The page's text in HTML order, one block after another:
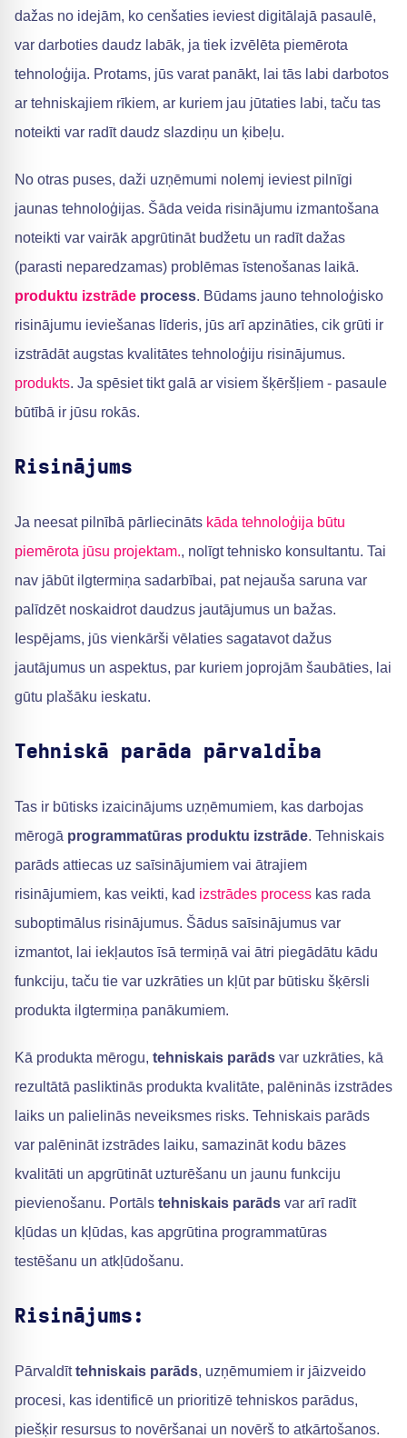
dažas no idejām, ko cenšaties ieviest digitālajā pasaulē,
var darboties daudz labāk, ja tiek izvēlēta piemērota
tehnoloģija. Protams, jūs varat panākt, lai tās labi darbotos
ar tehniskajiem rīkiem, ar kuriem jau jūtaties labi, taču tas
noteikti var radīt daudz slazdiņu un ķibeļu.
No otras puses, daži uzņēmumi nolemj ieviest pilnīgi
jaunas tehnoloģijas. Šāda veida risinājumu izmantošana
noteikti var vairāk apgrūtināt budžetu un radīt dažas
(parasti neparedzamas) problēmas īstenošanas laikā.
produktu izstrāde process. Būdams jauno tehnoloģisko
risinājumu ieviešanas līderis, jūs arī apzināties, cik grūti ir
izstrādāt augstas kvalitātes tehnoloģiju risinājumus.
produkts. Ja spēsiet tikt galā ar visiem šķēršļiem - pasaule
būtībā ir jūsu rokās.
Risinājums
Ja neesat pilnībā pārliecināts kāda tehnoloģija būtu
piemērota jūsu projektam., nolīgt tehnisko konsultantu. Tai
nav jābūt ilgtermiņa sadarbībai, pat nejauša saruna var
palīdzēt noskaidrot daudzus jautājumus un bažas.
Iespējams, jūs vienkārši vēlaties sagatavot dažus
jautājumus un aspektus, par kuriem joprojām šaubāties, lai
gūtu plašāku ieskatu.
Tehniskā parāda pārvaldība
Tas ir būtisks izaicinājums uzņēmumiem, kas darbojas
mērogā programmatūras produktu izstrāde. Tehniskais
parāds attiecas uz saīsinājumiem vai ātrajiem
risinājumiem, kas veikti, kad izstrādes process kas rada
suboptimālus risinājumus. Šādus saīsinājumus var
izmantot, lai iekļautos īsā termiņā vai ātri piegādātu kādu
funkciju, taču tie var uzkrāties un kļūt par būtisku šķērsli
produkta ilgtermiņa panākumiem.
Kā produkta mērogu, tehniskais parāds var uzkrāties, kā
rezultātā pasliktinās produkta kvalitāte, palēninās izstrādes
laiks un palielinās neveiksmes risks. Tehniskais parāds
var palēnināt izstrādes laiku, samazināt kodu bāzes
kvalitāti un apgrūtināt uzturēšanu un jaunu funkciju
pievienošanu. Portāls tehniskais parāds var arī radīt
kļūdas un kļūdas, kas apgrūtina programmatūras
testēšanu un atkļūdošanu.
Risinājums:
Pārvaldīttehniskais parāds, uzņēmumiem ir jāizveido
procesi, kas identificē un prioritizē tehniskos parādus,
piešķir resursus to novēršanai un novērš to atkārtošanos.